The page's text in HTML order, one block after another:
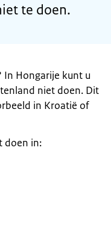
te doen.
Hongarije kunt u
niet doen. Dit
in Kroatië of
doen in: